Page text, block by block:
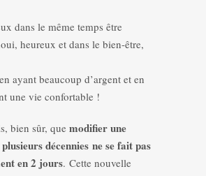
dans le même temps être
heureux et dans le bien-être,
ayant beaucoup d’argent et en
une vie confortable !
bien sûr, que modifier une
décennies ne se fait pas
en 2 jours. Cette nouvelle